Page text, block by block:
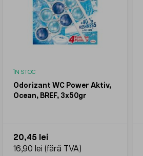
ÎN STOC
Odorizant WC Power Aktiv,
Ocean, BREF, 3x50gr
20,45 lei
16,90 lei